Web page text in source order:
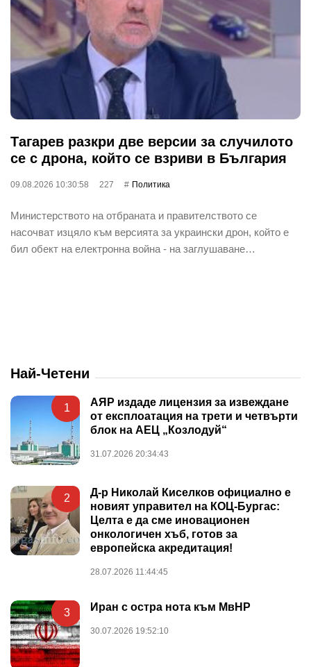
Тагарев разкри две версии за случилото
се с дрона, който се взриви в България
09.08.2026 10:30:58 227 Политика
Министерството на отбраната и правителството се
насочват изцяло към версията за украински дрон, който е
бил обект на електронна война - на заглушаване…
Най-Четени
1
АЯР издаде лицензия за извеждане
от експлоатация на трети и четвърти
блок на АЕЦ „Козлодуй“
31.07.2026 20:34:43
2
Д-р Николай Киселков официално е
новият управител на КОЦ-Бургас:
Целта е да сме иновационен
онкологичен хъб, готов за
европейска акредитация!
28.07.2026 11:44:45
3 Иран с остра нота към МвНР
30.07.2026 19:52:10